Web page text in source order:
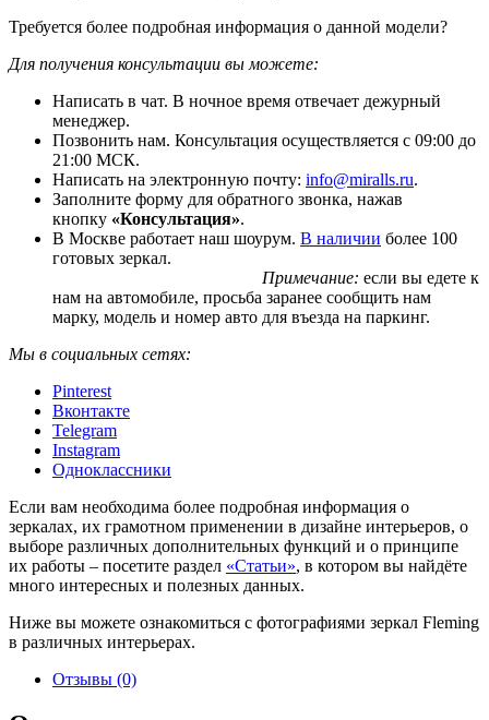
Требуется более подробная информация о данной модели?
Для получения консультации вы можете:
Написать в чат. В ночное время отвечает дежурный
менеджер.
Позвонить нам. Консультация осуществляется с 09:00 до
21:00 МСК.
Написать на электронную почту: info@miralls.ru.
Заполните форму для обратного звонка, нажав
кнопку «Консультация».
В Москве работает наш шоурум. В наличии более 100
готовых зеркал.
Примечание: если вы едете к
нам на автомобиле, просьба заранее сообщить нам
марку, модель и номер авто для въезда на паркинг.
Мы в социальных сетях:
Pinterest
Вконтакте
Telegram
Instagram
Одноклассники
Если вам необходима более подробная информация о
зеркалах, их грамотном применении в дизайне интерьеров, о
выборе различных дополнительных функций и о принципе
их работы – посетите раздел «Статьи», в котором вы найдёте
много интересных и полезных данных.
Ниже вы можете ознакомиться с фотографиями зеркал Fleming
в различных интерьерах.
Отзывы (0)